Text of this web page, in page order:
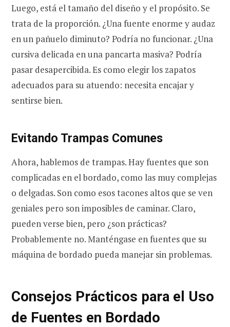
Luego, está el tamaño del diseño y el propósito. Se
trata de la proporción. ¿Una fuente enorme y audaz
en un pañuelo diminuto? Podría no funcionar. ¿Una
cursiva delicada en una pancarta masiva? Podría
pasar desapercibida. Es como elegir los zapatos
adecuados para su atuendo: necesita encajar y
sentirse bien.
Evitando Trampas Comunes
Ahora, hablemos de trampas. Hay fuentes que son
complicadas en el bordado, como las muy complejas
o delgadas. Son como esos tacones altos que se ven
geniales pero son imposibles de caminar. Claro,
pueden verse bien, pero ¿son prácticas?
Probablemente no. Manténgase en fuentes que su
máquina de bordado pueda manejar sin problemas.
Consejos Prácticos para el Uso
de Fuentes en Bordado